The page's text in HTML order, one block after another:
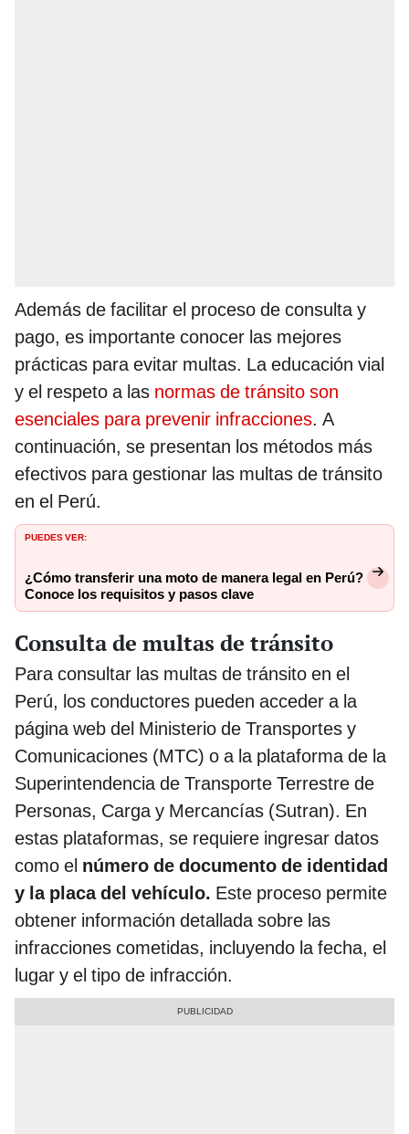
Además de facilitar el proceso de consulta y
pago, es importante conocer las mejores
prácticas para evitar multas. La educación vial
y el respeto a las normas de tránsito son
esenciales para prevenir infracciones. A
continuación, se presentan los métodos más
efectivos para gestionar las multas de tránsito
en el Perú.
PUEDES VER:
¿Cómo transferir una moto de manera legal en Perú?
Conoce los requisitos y pasos clave
Consulta de multas de tránsito
Para consultar las multas de tránsito en el
Perú, los conductores pueden acceder a la
página web del Ministerio de Transportes y
Comunicaciones (MTC) o a la plataforma de la
Superintendencia de Transporte Terrestre de
Personas, Carga y Mercancías (Sutran). En
estas plataformas, se requiere ingresar datos
como el número de documento de identidad
y la placa del vehículo. Este proceso permite
obtener información detallada sobre las
infracciones cometidas, incluyendo la fecha, el
lugar y el tipo de infracción.